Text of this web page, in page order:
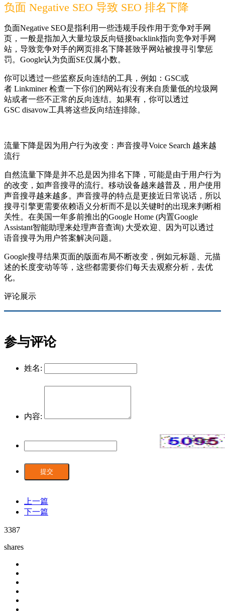
负面 Negative SEO 导致 SEO 排名下降
负面Negative SEO是指利用一些违规手段作用于竞争对手网
页，一般是指加入大量垃圾反向链接backlink指向竞争对手网
站，导致竞争对手的网页排名下降甚致乎网站被搜寻引擎惩
罚。Google认为负面SE仅属小数。
你可以透过一些监察反向连结的工具，例如：GSC或
者 Linkminer 检查一下你们的网站有没有来自质量低的垃圾网
站或者一些不正常的反向连结。如果有，你可以透过
GSC disavow工具将这些反向结连排除。
流量下降是因为用户行为改变：声音搜寻Voice Search 越来越
流行
自然流量下降是并不总是因为排名下降，可能是由于用户行为
的改变，如声音搜寻的流行。移动设备越来越普及，用户使用
声音搜寻越来越多。声音搜寻的特点是更接近日常说话，所以
搜寻引擎更需要依赖语义分析而不是以关键时的出现来判断相
关性。在美国一年多前推出的Google Home (内置Google
Assistant智能助理来处理声音查询) 大受欢迎、因为可以透过
语音搜寻为用户答案解决问题。
Google搜寻结果页面的版面布局不断改变，例如元标题、元描
述的长度变动等等，这些都需要你们每天去观察分析，去优
化。
评论展示
参与评论
姓名:
内容:
提交
上一篇
下一篇
3387
shares